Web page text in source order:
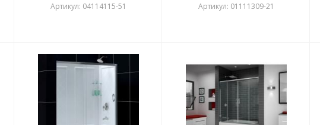
Артикул: 04114115-51
Артикул: 01111309-21